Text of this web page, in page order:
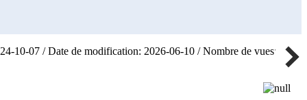
10-07 / Date de modification: 2026-06-10 / Nombre de vues: 70